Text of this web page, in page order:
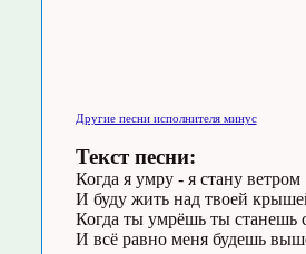
Другие песни исполнителя минус
Текст песни:
Когда я умру - я стану ветром
И буду жить над твоей
Когда ты умрёшь ты станешь
И всё равно меня будешь